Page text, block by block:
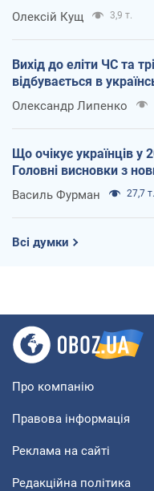
Олексій Кущ 3,9 т.
Вихід до еліти ЧС та
відбувається в
Олександр Липенко
Що очікує українців у
Головні висновки з
Василь Фурман 27,7 т.
Всі думки
Про компанію
Правова інформація
Реклама на сайті
Редакційна політика